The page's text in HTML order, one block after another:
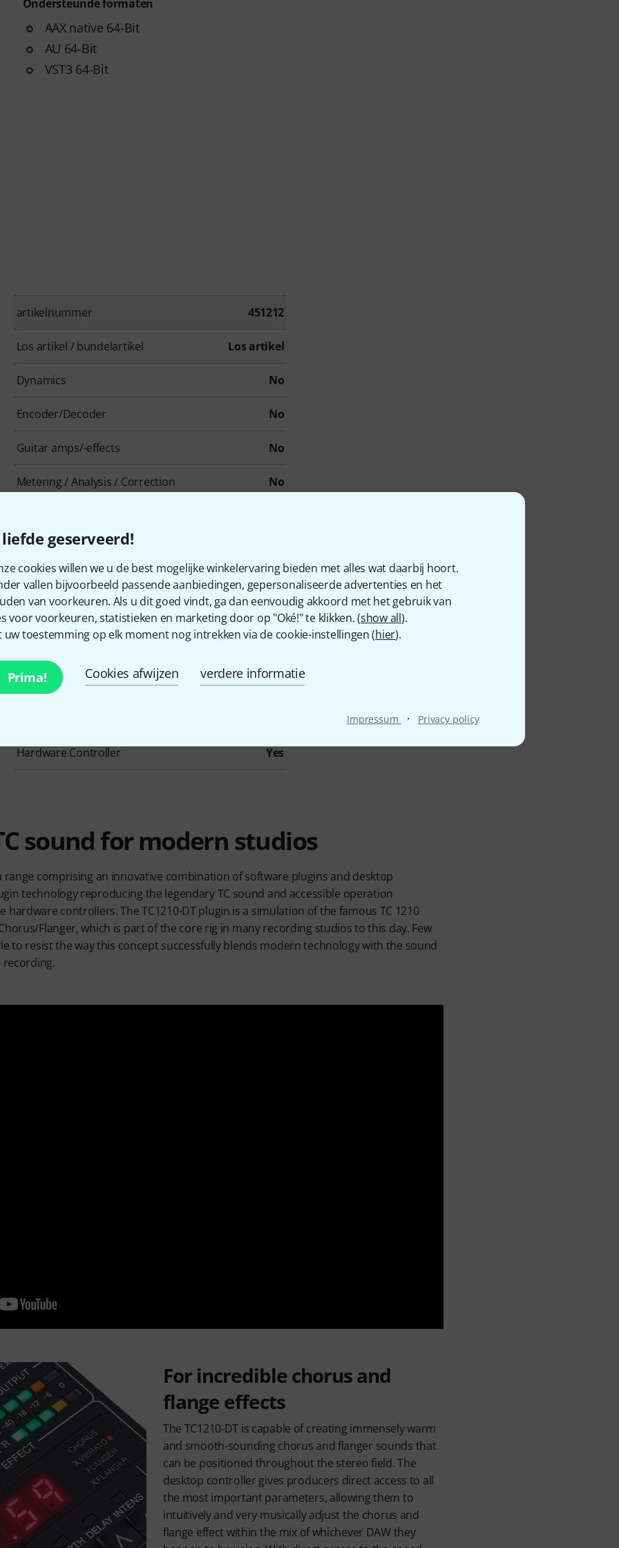
geserveerd!
cookies willen we u de best mogelijke winkelervaring bieden met alles wat daarbij hoort.
vallen bijvoorbeeld passende aanbiedingen, gepersonaliseerde advertenties en het
van voorkeuren. Als u dit goed vindt, ga dan eenvoudig akkoord met het gebruik van
voor voorkeuren, statistieken en marketing door op "Oké!" te klikken. (show all).
uw toestemming op elk moment nog intrekken via de cookie-instellingen (hier).
Prima! Cookies afwijzen verdere informatie
Impressum · Privacy policy
Ondersteunde formaten
AAX native 64-Bit
AU 64-Bit
VST3 64-Bit
artikelnummer 451212
Los artikel / bundelartikel Los artikel
Dynamics No
Encoder/Decoder No
Guitar amps/-effects No
Metering / Analysis / Correction No
Overdrive/Distortion
Psychoacoustic tool / Enhancer / Exciter Yes
Reverb No
Pitch Shifter / Harmonizer / Timestretching No
Hardware Controller Yes
sound for modern studios
range comprising an innovative combination of software plugins and desktop
technology reproducing the legendary TC sound and accessible operation
hardware controllers. The TC1210-DT plugin is a simulation of the famous TC 1210
Flanger, which is part of the core rig in many recording studios to this day. Few
to resist the way this concept successfully blends modern technology with the sound
recording.
For incredible chorus and
flange effects
The TC1210-DT is capable of creating immensely warm
and smooth-sounding chorus and flanger sounds that
can be positioned throughout the stereo field. The
desktop controller gives producers direct access to all
the most important parameters, allowing them to
intuitively and very musically adjust the chorus and
flange effect within the mix of whichever DAW they